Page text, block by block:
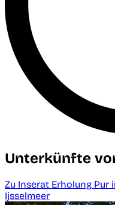
Unterkünfte
Zu Inserat Erholung
Ijsselmeer